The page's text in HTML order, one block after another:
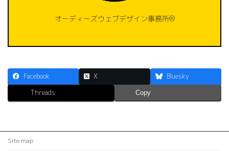
オーディーズウェブデザイン事務所®️
Facebook X
Bluesky
Threads
Copy
Site map